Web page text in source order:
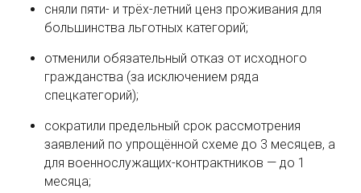
сняли пяти- и трёх-летний ценз проживания для
большинства льготных категорий;
отменили обязательный отказ от исходного
гражданства (за исключением ряда
спецкатегорий);
сократили предельный срок рассмотрения
заявлений по упрощённой схеме до 3 месяцев, а
для военнослужащих-контрактников — до 1
месяца;